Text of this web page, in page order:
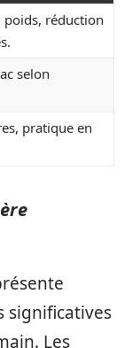
réduction
selon
pratique en
significatives
Les